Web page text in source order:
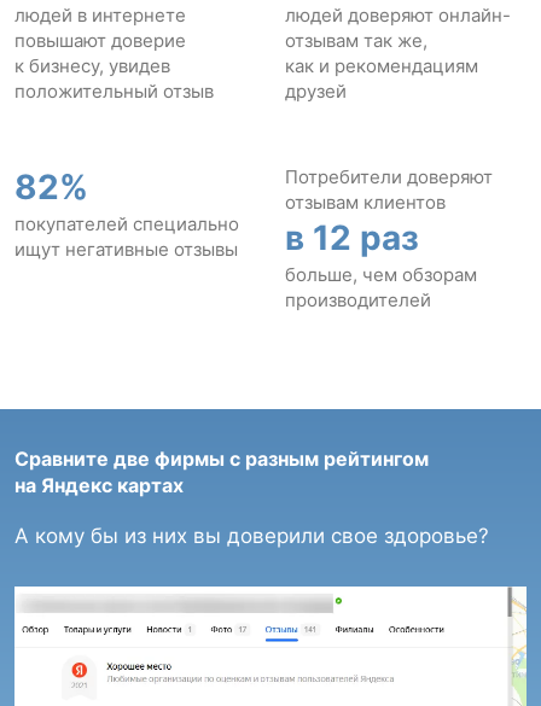
людей в интернете
повышают доверие
к бизнесу, увидев
положительный отзыв
82%
покупателей специально
ищут негативные отзывы
людей доверяют онлайн-
отзывам так же,
как и рекомендациям
друзей
Потребители доверяют
отзывам клиентов
в 12 раз
больше, чем обзорам
производителей
Сравните две фирмы с разным рейтингом
на Яндекс картах
А кому бы из них вы доверили свое здоровье?